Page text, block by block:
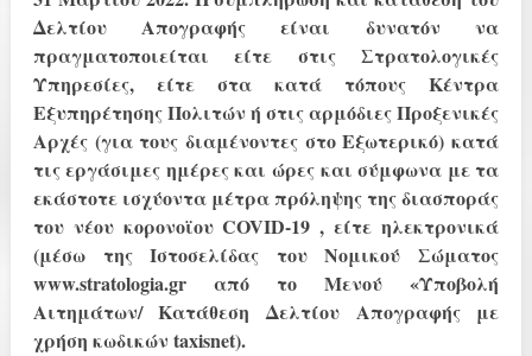
ΔελτίουΑπογραφής είναι δυνατόν να
πραγματοποιείται είτε στις Στρατολογικές
Υπηρεσίες, είτε στα κατά τόπους Κέντρα
Εξυπηρέτησης Πολιτών ή στις αρμόδιες Προξενικές
Αρχές (για τους διαμένοντες στο Εξωτερικό) κατά
τις εργάσιμες ημέρες και ώρες και σύμφωνα με τα
εκάστοτε ισχύοντα μέτρα πρόληψης της διασποράς
του νέου κορονοϊου COVID-19 , είτεηλεκτρονικά
(μέσω της Ιστοσελίδας του Νομικού Σώματος
www.stratologia.gr από τοΜενού «Υποβολή
Αιτημάτων/ Κατάθεση Δελτίου Απογραφής με
χρήση κωδικών taxisnet).